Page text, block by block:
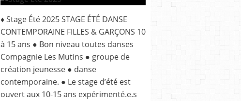
♦ Stage Été 2025 STAGE ÉTÉ DANSE
CONTEMPORAINE FILLES & GARÇONS 10
à 15 ans ● Bon niveau toutes danses
Compagnie Les Mutins ● groupe de
création jeunesse ● danse
contemporaine. ● Le stage d’été est
ouvert aux 10-15 ans expérimenté.e.s